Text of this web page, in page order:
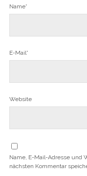
Name*
E-Mail*
Website
Name, E-Mail-Adresse und
nächsten Kommentar